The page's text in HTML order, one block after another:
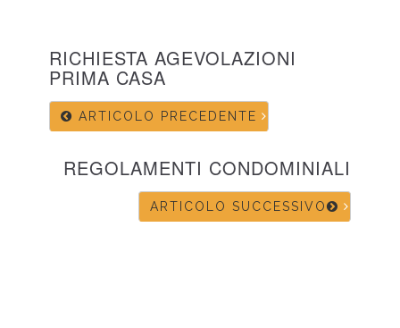
RICHIESTA AGEVOLAZIONI
PRIMA CASA
ARTICOLO PRECEDENTE
REGOLAMENTI CONDOMINIALI
ARTICOLO SUCCESSIVO